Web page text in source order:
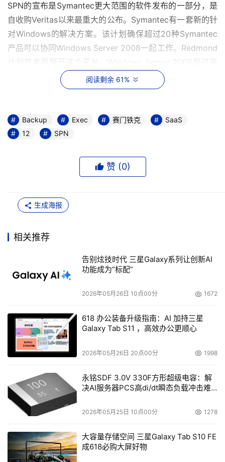
SPN的宣布是Symantec更大范围的软件发布的一部分，是
自收购Veritas以来最重大的公布。Symantec有一套新的针
对Windows的解决方案。该计划确保超过20种Symantec
产品可以协同Windows Server 2008一起工作。Redmond
计划在本周展开这个平台。Windows Server 2008反过来
可以作为虚拟化提升的平台，包括微软的Hyper-V虚拟机
（也称Longhorn），该产品将在六个月内上市。
然后是Backup Exec 12。该产品在数据恢复流程上具有更
好的文件层次的颗粒性；整合了一系列其他Symantec产
叫做Symantec Backup Exec System Recovery 8的软件
包，该软件包支持ThreatCon和Altiris Notification
Backup Exec 12的起步价为每台服务器995美元。
"这是我们Veritas/Symantec合并的证明点"，Symantec的
少，Orion Registrar公司（位于丹佛，是一家用全球标准记
录环境系统合规的公司）的网络管理员Nicholas Joseph，
这位客户认为Backup Exec 12是一项长足的进步。
Joseph说："能够在以前版本上安装这个本身就是很了不
需要进行完全的Exchange备份。我们的数据传输速率因此
提升了三分之一"。他对Symantec最近的改进给予了很高的
评价。这项改进提升了他的Dell PowerVault服务器网络的
来自Exchange、SQL Server和其他应用程序的126GB的数
据。
阅读剩余 61%
Backup Exec 赛门铁克
SaaS
12
SPN
赞 (0)
生成海报
相关推荐
告别炫技时代 三星Galaxy系列让创新AI
功能成为“标配”
2026年05月26日 10点00分 1672
618 办公装备升级指南：AI 加持三星
Galaxy Tab S11 ，高效办公更顺心
2026年05月26日 20点00分 1998
永铭SDF 3.0V 330F方形超级电容：解
决AI服务器PCS高di/dt瞬态负载冲击难
2026年05月25日 10点00分 1278
大容量存储空间 三星Galaxy Tab S10 FE
成618必购大屏好物